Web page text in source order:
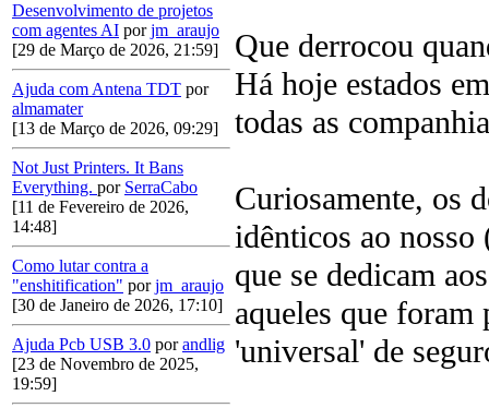
Desenvolvimento de projetos
com agentes AI porjm_araujo
[29 de Março de 2026, 21:59]
Ajuda com Antena TDT por
almamater
[13 de Março de 2026, 09:29]
Not Just Printers. It Bans
Everything. por SerraCabo
[11 de Fevereiro de 2026,
14:48]
Como lutar contra a
"enshitification" porjm_araujo
[30 de Janeiro de 2026, 17:10]
Ajuda Pcb USB 3.0 porandlig
[23 de Novembro de 2025,
19:59]
Que derrocou
Há hoje estados
todas as
Curiosamente, os
idênticos ao nosso
que se dedicam
aqueles que foram
'universal' de